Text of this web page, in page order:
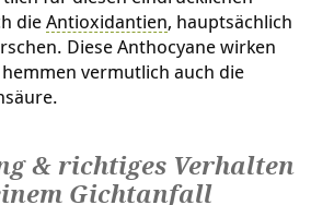
dieAntioxidantien, hauptsächlich
Diese Anthocyane wirken
vermutlich auch die
& richtiges Verhalten
Gichtanfall